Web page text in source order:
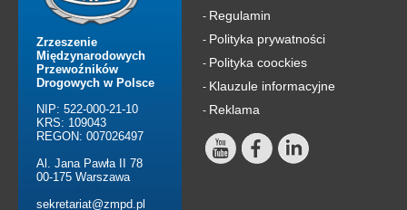
Zrzeszenie
Międzynarodowych
Przewoźników
Drogowych w Polsce
NIP: 522-000-21-10
KRS: 109043
REGON: 007026497
Al. Jana Pawła II 78
00-175 Warszawa
sekretariat@zmpd.pl
- Regulamin
- Polityka prywatności
- Polityka coockies
- Klauzule informacyjne
- Reklama